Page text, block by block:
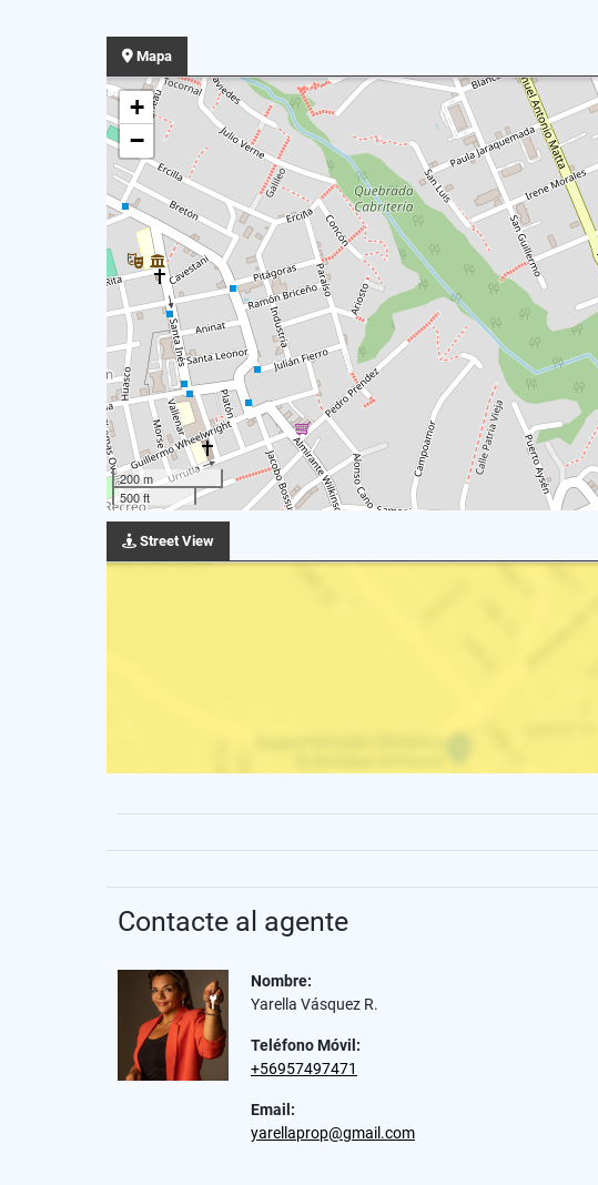
Mapa
+
−
200 m
500 ft
Street View
Contacte al agente
Nombre:
Yarella Vásquez R.
Teléfono Móvil:
+56957497471
Email:
yarellaprop@gmail.com